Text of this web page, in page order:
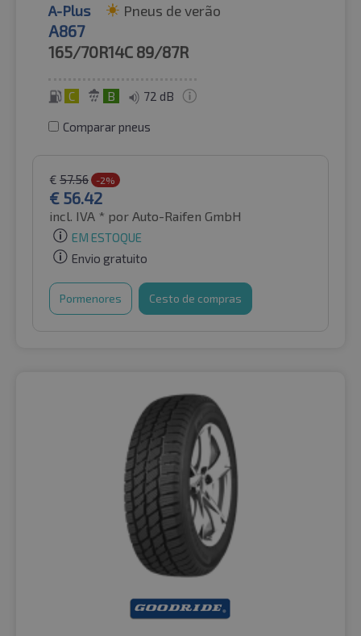
A-Plus Pneus de verão
A867
165/70R14C 89/87R
C B 72 dB
Comparar pneus
€ 57.56 -2%
€ 56.42
incl. IVA * por Auto-Raifen GmbH
EM ESTOQUE
Envio gratuito
Pormenores Cesto de compras